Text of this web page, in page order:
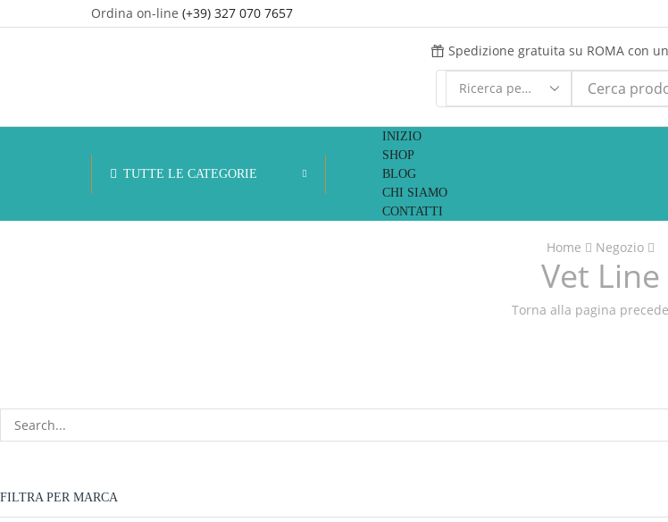
Ordina on-line (+39) 327 070 7657
Spedizione gratuita su ROMA con
TUTTE LE CATEGORIE
INIZIO
SHOP
BLOG
CHI SIAMO
CONTATTI
Home Negozio
Vet Line
Torna alla pagina
FILTRA PER MARCA